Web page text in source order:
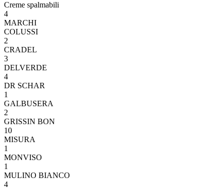
Creme spalmabili
4
MARCHI
COLUSSI
2
CRADEL
3
DELVERDE
4
DR SCHAR
1
GALBUSERA
2
GRISSIN BON
10
MISURA
1
MONVISO
1
MULINO BIANCO
4